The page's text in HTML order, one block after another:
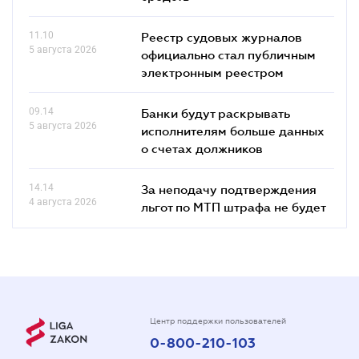
11.10
5 августа 2026
Реестр судовых журналов
официально стал публичным
электронным реестром
09.14
5 августа 2026
Банки будут раскрывать
исполнителям больше данных
о счетах должников
14.14
4 августа 2026
За неподачу подтверждения
льгот по МТП штрафа не будет
Центр поддержки пользователей
0-800-210-103